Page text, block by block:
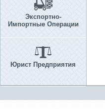
Экспортно-
Импортные Операции
Юрист Предприятия